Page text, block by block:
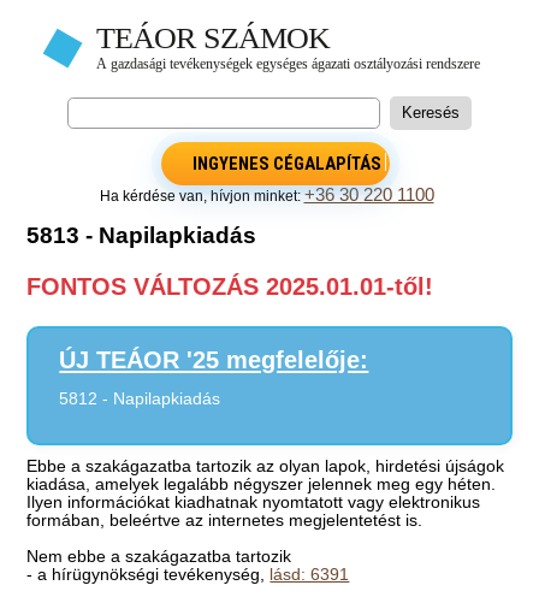
INGYENES CÉGALAPÍTÁS
Ha kérdése van, hívjon minket:+36 30 220 1100
5813 - Napilapkiadás
FONTOS VÁLTOZÁS 2025.01.01-től!
ÚJ TEÁOR '25 megfelelője:
5812 - Napilapkiadás
Ebbe a szakágazatba tartozik az olyan lapok, hirdetési újságok
kiadása, amelyek legalább négyszer jelennek meg egy héten.
Ilyen információkat kiadhatnak nyomtatott vagy elektronikus
formában, beleértve az internetes megjelentetést is.
Nem ebbe a szakágazatba tartozik
- a hírügynökségi tevékenység, lásd: 6391